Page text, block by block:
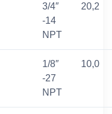
3/4″
-14
NPT
20,2
1/8″
-27
NPT
10,0